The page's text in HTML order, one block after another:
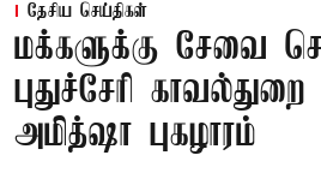
தேசிய செய்திகள்
மக்களுக்கு சேவை
புதுச்சேரி
அமித்ஷா புகழாரம்